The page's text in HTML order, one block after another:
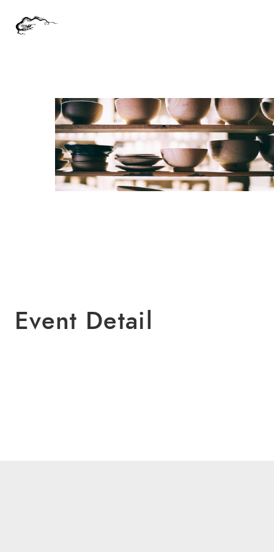
Event Detail